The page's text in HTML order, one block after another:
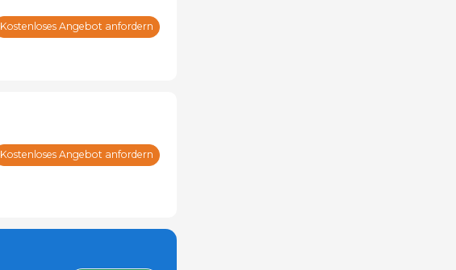
Kostenloses Angebot anfordern
Kostenloses Angebot anfordern